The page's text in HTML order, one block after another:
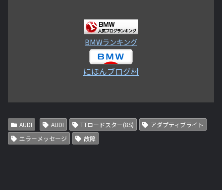
BMWランキング
にほんブログ村
AUDI AUDI TTロードスター(8S)
アダプティブライト
エラーメッセージ
故障